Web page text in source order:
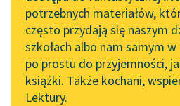
Spotkanie z Katarzyną
Tunkiel w Oslo
102. lata temu zmarł
Joseph Conrad
potrzebnych materiałów,
często przydają się naszym
szkołach albo nam samym w
po prostu do przyjemności,
książki. Także kochani,
Lektury.
Czyta:Wiktor Korzeniewski, reż.Adam
1×